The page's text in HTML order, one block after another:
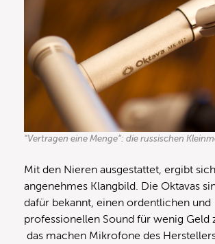
“Vertragen eine Menge”: die russischen
Mit den Nieren ausgestattet, ergibt
angenehmes Klangbild. Die Oktavas
dafür bekannt, einen ordentlichen und
professionellen Sound für wenig Geld
das machen Mikrofone des